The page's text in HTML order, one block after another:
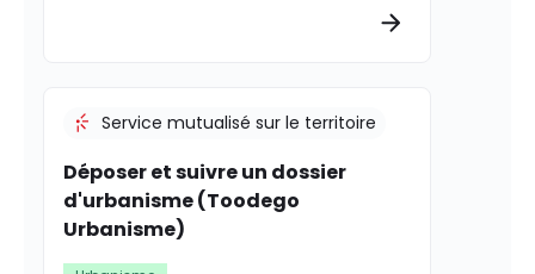
Déposer et suivre un dossier
d'urbanisme (Toodego
Urbanisme)
Service mutualisé sur le territoire